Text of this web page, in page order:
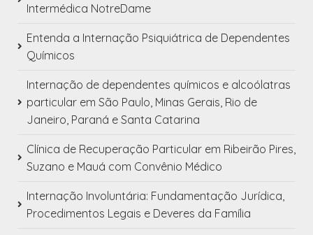
Intermédica NotreDame
Entenda a Internação Psiquiátrica de Dependentes
Químicos
Internação de dependentes químicos e alcoólatras
particular em São Paulo, Minas Gerais, Rio de
Janeiro, Paraná e Santa Catarina
Clínica de Recuperação Particular em Ribeirão Pires,
Suzano e Mauá com Convênio Médico
Internação Involuntária: Fundamentação Jurídica,
Procedimentos Legais e Deveres da Família